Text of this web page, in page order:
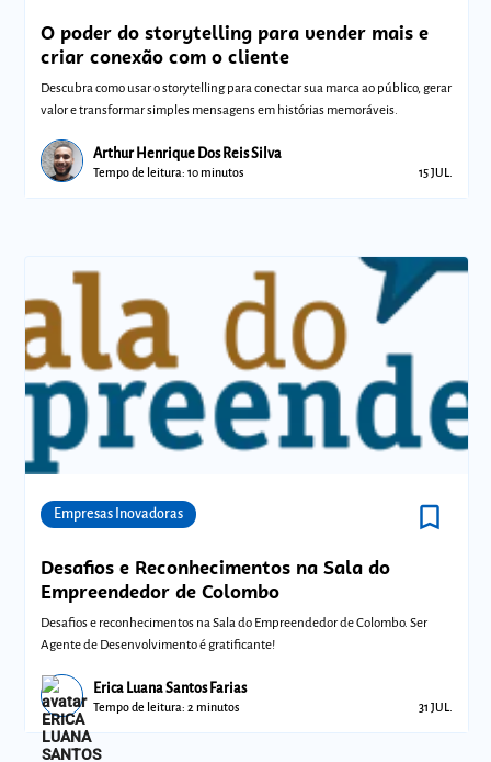
O poder do storytelling para vender mais e
criar conexão com o cliente
Descubra como usar o storytelling para conectar sua marca ao público, gerar
valor e transformar simples mensagens em histórias memoráveis.
Arthur Henrique Dos Reis Silva
Tempo de leitura: 10 minutos 15 JUL.
Empresas Inovadoras bookmark_border
Desafios e Reconhecimentos na Sala do
Empreendedor de Colombo
Desafios e reconhecimentos na Sala do Empreendedor de Colombo. Ser
Agente de Desenvolvimento é gratificante!
Erica Luana Santos Farias
Tempo de leitura: 2 minutos 31 JUL.